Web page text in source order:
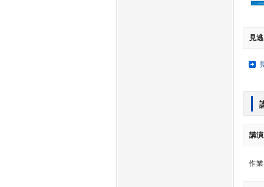
見
講
作